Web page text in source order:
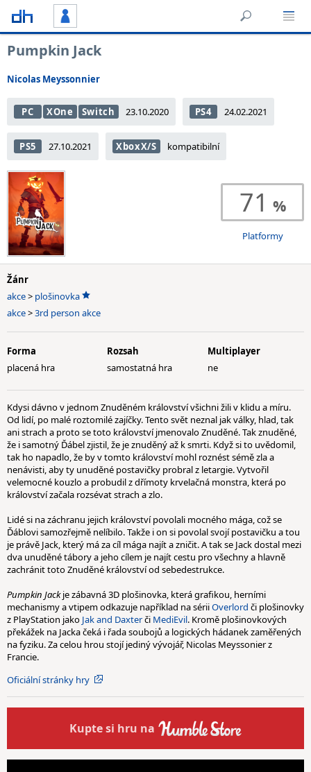
Pumpkin Jack
Nicolas Meyssonnier
PC XOne Switch 23.10.2020 PS4 24.02.2021
PS5 27.10.2021 XboxX/S kompatibilní
71
Platformy
Žánr
akce> plošinovka
akce>3rd person akce
Forma
placená hra
Rozsah
samostatná hra
Multiplayer
ne
Kdysi dávno v jednom Znuděném království všichni žili v klidu a míru.
Od lidí, po malé roztomilé zajíčky. Tento svět neznal jak války, hlad, tak
ani strach a proto se toto království jmenovalo Znuděné. Tak znuděné,
že i samotný Ďábel zjistil, že je znuděný až k smrti. Když si to uvědomil,
tak ho napadlo, že by v tomto království mohl roznést sémě zla a
nenávisti, aby ty unuděné postavičky probral z letargie. Vytvořil
velemocné kouzlo a probudil z dřímoty krvelačná monstra, která po
království začala rozsévat strach a zlo.
Lidé si na záchranu jejich království povolali mocného mága, což se
Ďáblovi samozřejmě nelíbilo. Takže i on si povolal svojí postavičku a tou
je právě Jack, který má za cíl mága najít a zničit. A tak se Jack dostal mezi
dva unuděné tábory a jeho cílem je najít cestu pro všechny a hlavně
zachránit toto Znuděné království od sebedestrukce.
Pumpkin Jackje zábavná 3D plošinovka, která grafikou, herními
mechanismy a vtipem odkazuje například na sériiOverlord či plošinovky
z PlayStation jako Jak and Daxterči MediEvil. Kromě plošinovkových
překážek na Jacka čeká i řada soubojů a logických hádanek zaměřených
na fyziku. Za celou hrou stojí jediný vývojář, Nicolas Meyssonier z
Francie.
Oficiální stránky hry
Kuptesi hru na